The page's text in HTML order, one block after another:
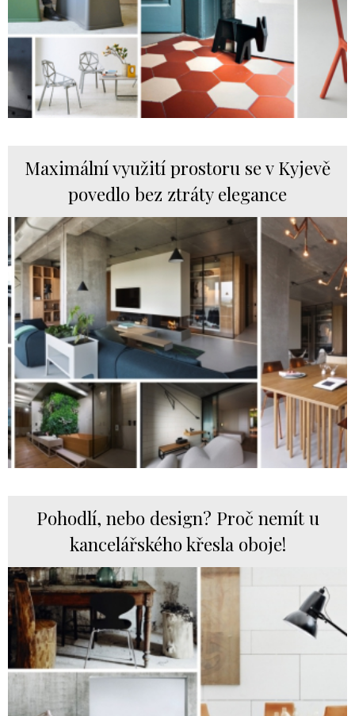
Maximální využití prostoru se v Kyjevě
povedlo bez ztráty elegance
Pohodlí, nebo design? Proč nemít u
kancelářského křesla oboje!